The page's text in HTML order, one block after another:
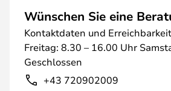
Wünschen Sie eine
Kontaktdaten und
Freitag: 8.30 – 16.00 Uhr
Geschlossen
+43 720902009